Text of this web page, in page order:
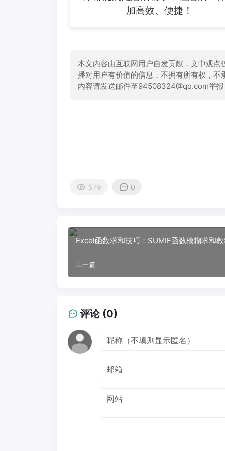
加高效、便捷！
本文内容由互联网用户自发贡献，文中观
播对用户有价值的信息，不拥有所有权，
内容请发送邮件至94508324@qq.com举
579 0
Excel函数求和技巧：SUMIF函数模糊求和
上一篇
评论 (0)